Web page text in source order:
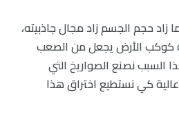
زاد حجم الجسم زاد مجال جاذبيته،
كوكب الأرض يجعل من الصعب
السبب نصنع الصواريخ التي
كي نستطيع اختراق هذا